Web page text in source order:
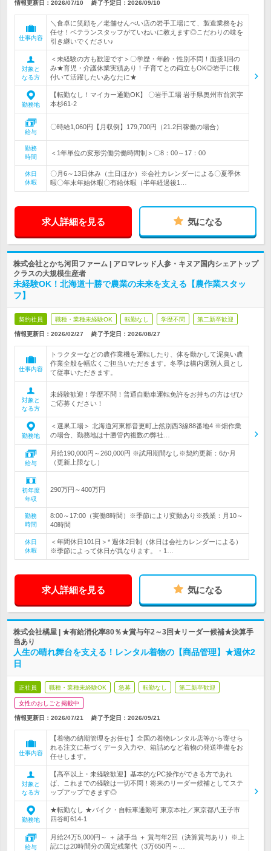
情報更新日：2026/07/10 終了予定日： 2026/09/10
仕事内容
＼食卓に笑顔を／老舗せんべい店の岩手工場にて、製造業務をお
任せ！ベテランスタッフがていねいに教えます◎こだわりの味を
引き継いでください♪
対象と
なる方
＜未経験の方も歓迎です＞〇学歴・年齢・性別不問！面接1回の
み★育児・介護休業実績あり！子育てとの両立もOK◎岩手に根
付いて活躍したいあなたに★
勤務地
【転勤なし！マイカー通勤OK】 〇岩手工場 岩手県奥州市前沢字
本杉61-2
給与
〇時給1,060円【月収例】179,700円（21.2日稼働の場合）
勤務
時間
＜1年単位の変形労働労働時間制＞〇8：00～17：00
休日
休暇
〇月6～13日休み（土日ほか）※会社カレンダーによる〇夏季休
暇〇年末年始休暇〇有給休暇（半年経過後1…
求人詳細を見る 気になる
株式会社とかち河田ファーム | アロマレッド人参・キヌア国内シェアトップ
クラスの大規模生産者
未経験OK！北海道十勝で農業の未来を支える【農作業スタッ
フ】
契約社員 職種・業種未経験OK 転勤なし 学歴不問 第二新卒歓迎
情報更新日：2026/02/27 終了予定日： 2026/08/27
仕事内容
トラクターなどの農作業機を運転したり、体を動かして泥臭い農
作業全般を幅広くご担当いただきます。冬季は構内選別人員とし
て従事いただきます。
対象と
なる方
未経験歓迎！学歴不問！普通自動車運転免許をお持ちの方はぜひ
ご応募ください！
勤務地
＜選果工場＞ 北海道河東郡音更町上然別西3線88番地4 ※畑作業
の場合、勤務地は十勝管内複数の弊社…
給与
月給190,000円～260,000円 ※試用期間なし※契約更新：6か月
（更新上限なし）
初年度
年収
290万円～400万円
勤務
時間
8:00～17:00（実働8時間）※季節により変動あり※残業：月10～
40時間
休日
休暇
＜年間休日101日＞* 週休2日制（休日は会社カレンダーによる）
※季節によって休日が異なります。・1…
求人詳細を見る 気になる
株式会社橘屋 | ★有給消化率80％★賞与年2～3回★リーダー候補★決算手
当あり
人生の晴れ舞台を支える！レンタル着物の【商品管理】★週休2
日
正社員 職種・業種未経験OK 急募 転勤なし 第二新卒歓迎
女性のおしごと掲載中
情報更新日：2026/07/21 終了予定日： 2026/09/21
仕事内容
【着物の納期管理をお任せ】全国の着物レンタル店等から寄せら
れる注文に基づくデータ入力や、箱詰めなど着物の発送準備をお
任せします。
対象と
なる方
【高卒以上・未経験歓迎】基本的なPC操作ができる方であれ
ば、これまでの経験は一切不問！将来のリーダー候補としてステ
ップアップできます◎
勤務地
★転勤なし ★バイク・自転車通勤可 東京本社／東京都八王子市
四谷町614-1
給与
月給24万5,000円～ ＋ 諸手当 ＋ 賞与年2回（決算賞与あり）※上
記には20時間分の固定残業代（3万650円～…